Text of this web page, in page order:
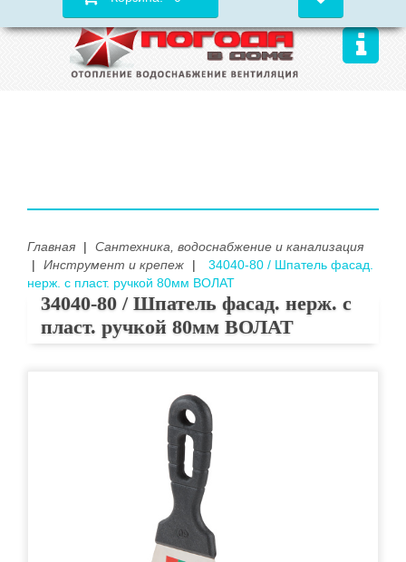
Главная |
Сантехника, водоснабжение и канализация
|
Инструмент и крепеж |
34040-80 / Шпатель фасад.
нерж. с пласт. ручкой 80мм ВОЛАТ
34040-80 / Шпатель фасад. нерж. с
пласт. ручкой 80мм ВОЛАТ